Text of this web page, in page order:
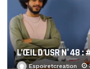
L’ŒIL D’USR N°48
Espoiretcreation